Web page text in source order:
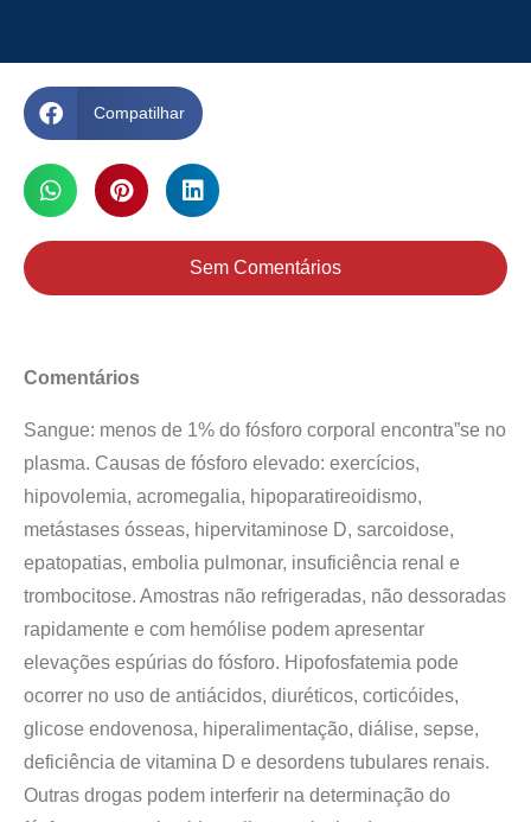
Compatilhar
Sem Comentários
Comentários
Sangue: menos de 1% do fósforo corporal encontra”se no
plasma. Causas de fósforo elevado: exercícios,
hipovolemia, acromegalia, hipoparatireoidismo,
metástases ósseas, hipervitaminose D, sarcoidose,
epatopatias, embolia pulmonar, insuficiência renal e
trombocitose. Amostras não refrigeradas, não dessoradas
rapidamente e com hemólise podem apresentar
elevações espúrias do fósforo. Hipofosfatemia pode
ocorrer no uso de antiácidos, diuréticos, corticóides,
glicose endovenosa, hiperalimentação, diálise, sepse,
deficiência de vitamina D e desordens tubulares renais.
Outras drogas podem interferir na determinação do